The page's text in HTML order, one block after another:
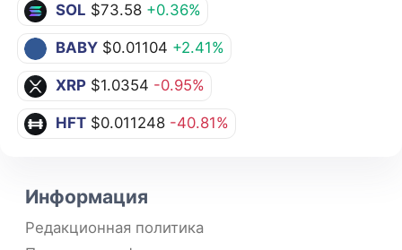
SOL $73.58 +0.36%
BABY $0.01104 +2.41%
XRP $1.0354 -0.95%
HFT $0.011248 -40.81%
Информация
Редакционная политика